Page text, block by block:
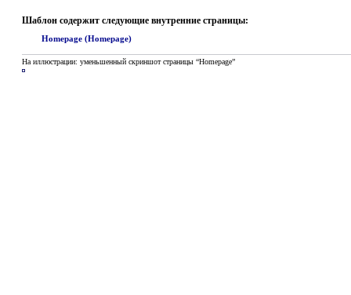
Шаблон содержит следующие внутренние страницы:
Homepage (Homepage)
На иллюстрации: уменьшенный скриншот страницы “Homepage”